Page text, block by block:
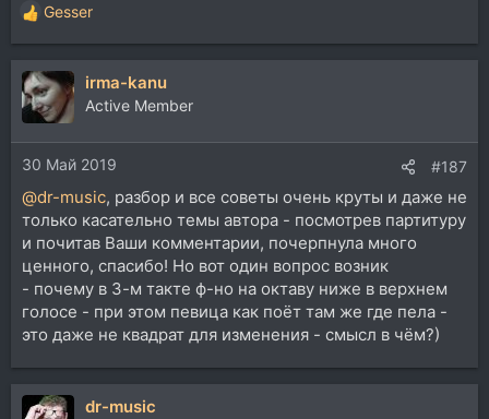
Р
е
а
к
ц
и
и
:
Gesser
irma-kanu
Active Member
30 Май 2019 #187
@dr-music, разбор и все советы очень круты и даже не
только касательно темы автора - посмотрев партитуру
и почитав Ваши комментарии, почерпнула много
ценного, спасибо! Но вот один вопрос возник
- почему в 3-м такте ф-но на октаву ниже в верхнем
голосе - при этом певица как поёт там же где пела -
это даже не квадрат для изменения - смысл в чём?)
dr-music